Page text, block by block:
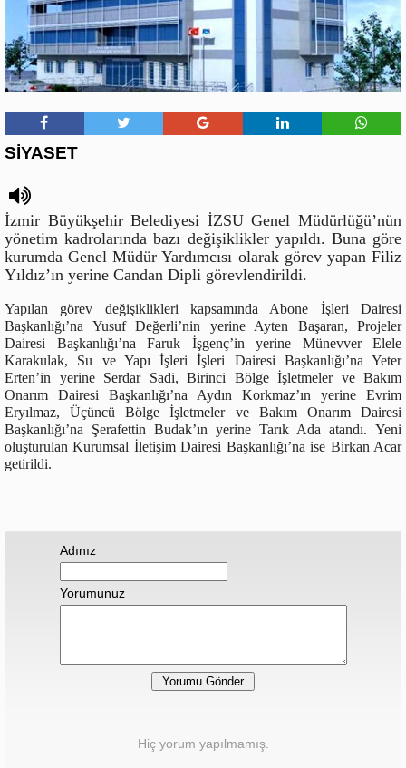
SİYASET
İzmir Büyükşehir Belediyesi İZSU Genel Müdürlüğü’nün
yönetim kadrolarında bazı değişiklikler yapıldı. Buna göre
kurumda Genel Müdür Yardımcısı olarak görev yapan Filiz
Yıldız’ın yerine Candan Dipli görevlendirildi.
Yapılan görev değişiklikleri kapsamında Abone İşleri Dairesi
Başkanlığı’na Yusuf Değerli’nin yerine Ayten Başaran, Projeler
Dairesi Başkanlığı’na Faruk İşgenç’in yerine Münevver Elele
Karakulak, Su ve Yapı İşleri İşleri Dairesi Başkanlığı’na Yeter
Erten’in yerine Serdar Sadi, Birinci Bölge İşletmeler ve Bakım
Onarım Dairesi Başkanlığı’na Aydın Korkmaz’ın yerine Evrim
Eryılmaz, Üçüncü Bölge İşletmeler ve Bakım Onarım Dairesi
Başkanlığı’na Şerafettin Budak’ın yerine Tarık Ada atandı. Yeni
oluşturulan Kurumsal İletişim Dairesi Başkanlığı’na ise Birkan Acar
getirildi.
Adınız
Yorumunuz
Hiç yorum yapılmamış.